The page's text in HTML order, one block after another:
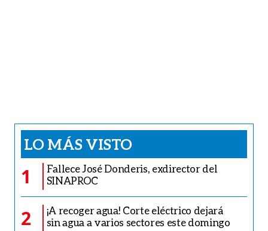
LO MÁS VISTO
1
Fallece José Donderis, exdirector del
SINAPROC
2
¡A recoger agua! Corte eléctrico dejará
sin agua a varios sectores este domingo